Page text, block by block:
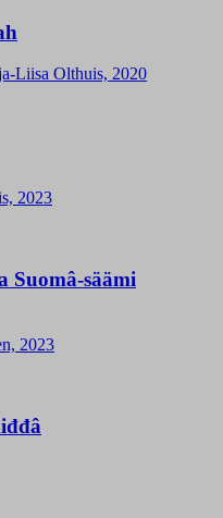
Liisa Olthuis, 2020
2023
Suomâ-säämi
2023